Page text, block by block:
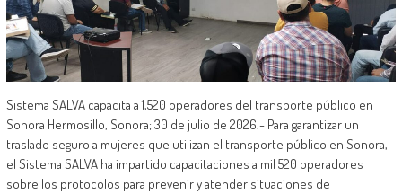
Sistema SALVA capacita a 1,520 operadores del transporte público en
Sonora Hermosillo, Sonora; 30 de julio de 2026.- Para garantizar un
traslado seguro a mujeres que utilizan el transporte público en Sonora,
el Sistema SALVA ha impartido capacitaciones a mil 520 operadores
sobre los protocolos para prevenir y atender situaciones de